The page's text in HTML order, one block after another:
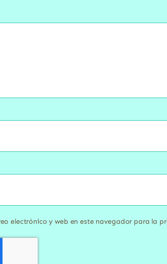
electrónico y web en este navegador para la